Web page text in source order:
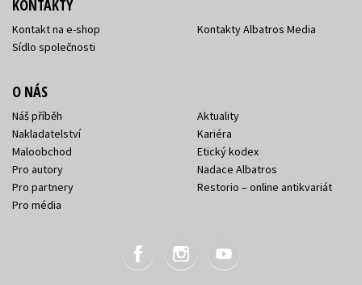
KONTAKTY
Kontakt na e-shop
Sídlo společnosti
Kontakty Albatros Media
O NÁS
Náš příběh
Nakladatelství
Maloobchod
Pro autory
Pro partnery
Pro média
Aktuality
Kariéra
Etický kodex
Nadace Albatros
Restorio – online antikvariát